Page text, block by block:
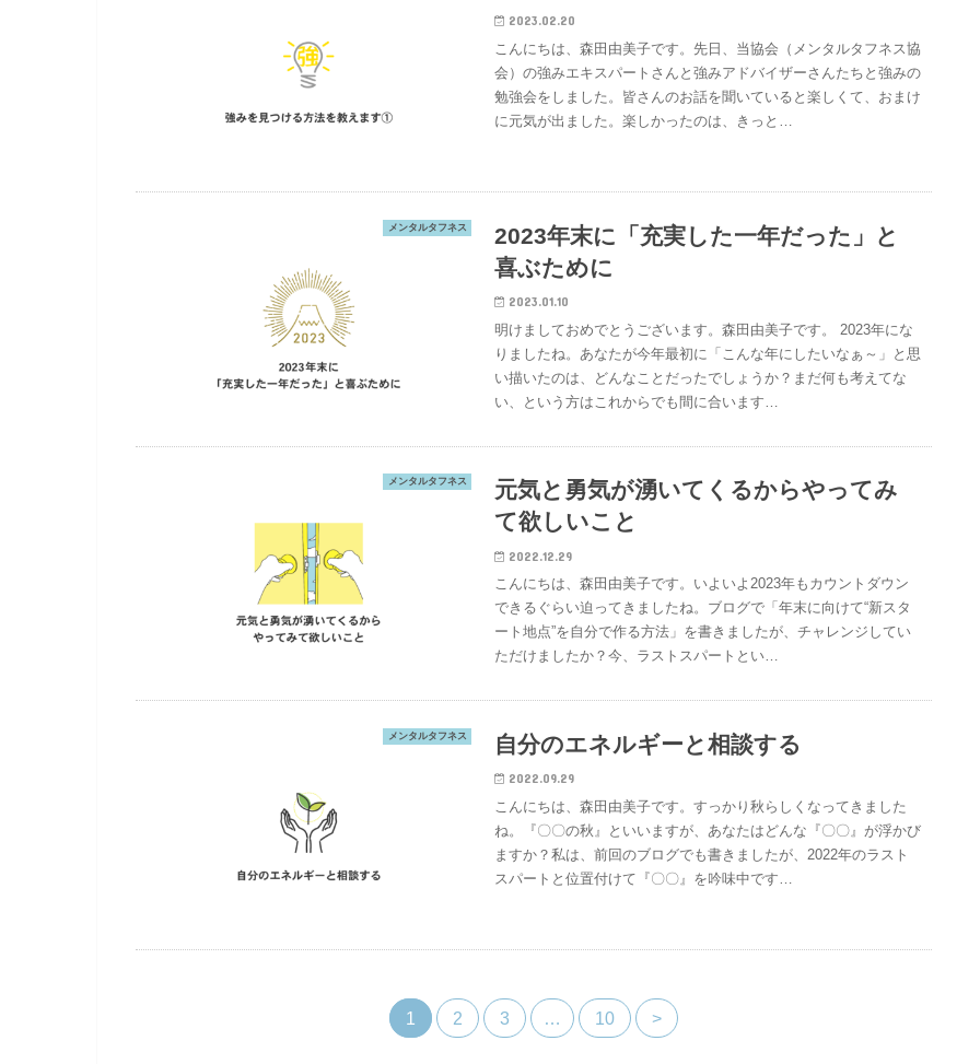
2023.02.20
こんにちは、森田由美子です。先日、当協会（メンタルタフネス協
会）の強みエキスパートさんと強みアドバイザーさんたちと強みの
勉強会をしました。皆さんのお話を聞いていると楽しくて、おまけ
に元気が出ました。楽しかったのは、きっと…
メンタルタフネス
2023年末に「充実した一年だった」と
喜ぶために
2023.01.10
明けましておめでとうございます。森田由美子です。 2023年にな
りましたね。あなたが今年最初に「こんな年にしたいなぁ～」と思
い描いたのは、どんなことだったでしょうか？まだ何も考えてな
い、という方はこれからでも間に合います…
メンタルタフネス
元気と勇気が湧いてくるからやってみ
て欲しいこと
2022.12.29
こんにちは、森田由美子です。いよいよ2023年もカウントダウン
できるぐらい迫ってきましたね。ブログで「年末に向けて“新スタ
ート地点”を自分で作る方法」を書きましたが、チャレンジしてい
ただけましたか？今、ラストスパートとい…
メンタルタフネス 自分のエネルギーと相談する
2022.09.29
こんにちは、森田由美子です。すっかり秋らしくなってきました
ね。『〇〇の秋』といいますが、あなたはどんな『〇〇』が浮かび
ますか？私は、前回のブログでも書きましたが、2022年のラスト
スパートと位置付けて『〇〇』を吟味中です…
1 2 3 … 10 >